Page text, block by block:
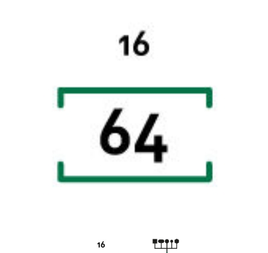
Vibrationsanalys
Temperaturmätning
Begner Machines